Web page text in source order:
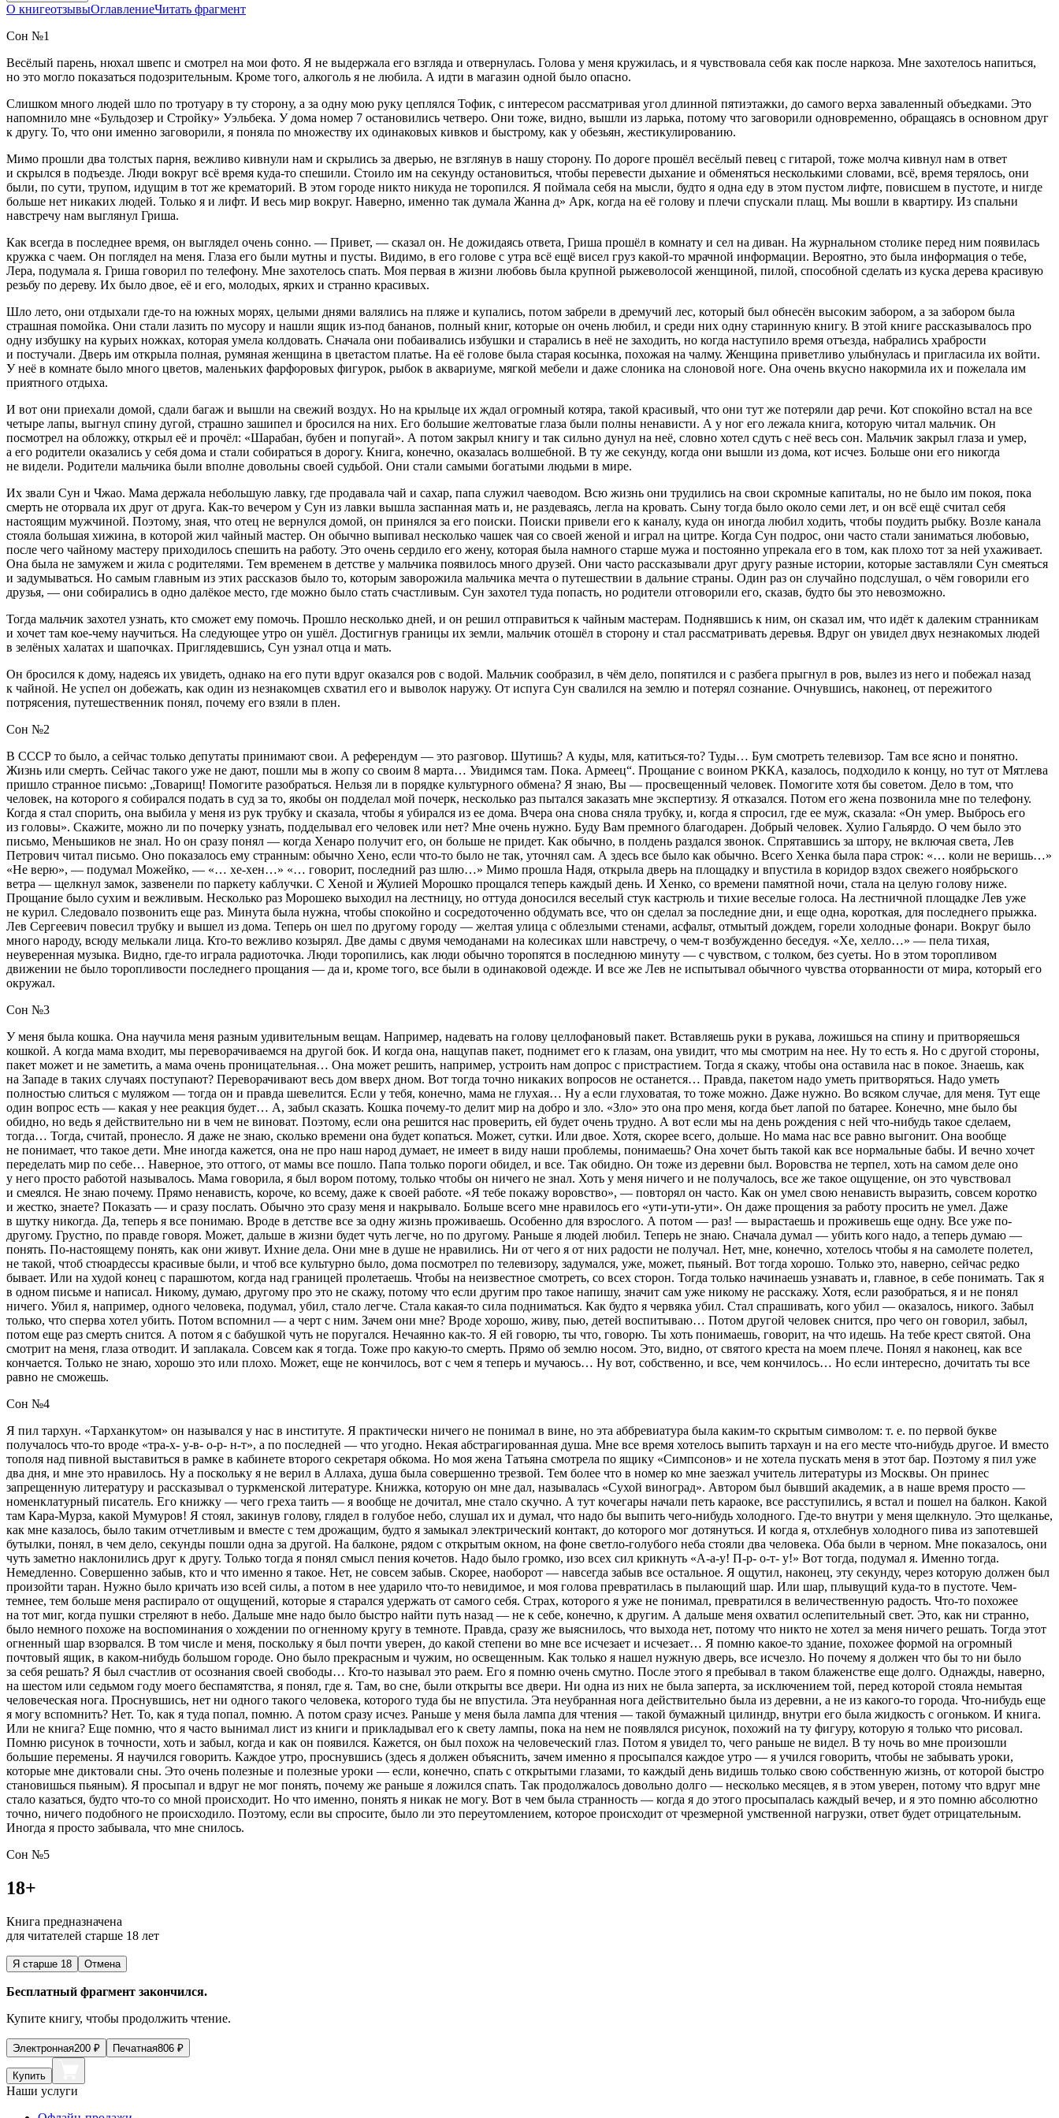
О книгеотзывыОглавлениеЧитать фрагмент
Сон №1
Весёлый парень, нюхал швепс и смотрел на мои фото. Я не выдержала его взгляда и отвернулась. Голова у меня кружилась, и я чувствовала себя как после наркоза. Мне захотелось напиться,
но это могло показаться подозрительным. Кроме того, алкоголь я не любила. А идти в магазин одной было опасно.
Слишком много людей шло по тротуару в ту сторону, а за одну мою руку цеплялся Тофик, с интересом рассматривая угол длинной пятиэтажки, до самого верха заваленный объедками. Это
напомнило мне «Бульдозер и Стройку» Уэльбека. У дома номер 7 остановились четверо. Они тоже, видно, вышли из ларька, потому что заговорили одновременно, обращаясь в основном друг
к другу. То, что они именно заговорили, я поняла по множеству их одинаковых кивков и быстрому, как у обезьян, жестикулированию.
Мимо прошли два толстых парня, вежливо кивнули нам и скрылись за дверью, не взглянув в нашу сторону. По дороге прошёл весёлый певец с гитарой, тоже молча кивнул нам в ответ
и скрылся в подъезде. Люди вокруг всё время куда-то спешили. Стоило им на секунду остановиться, чтобы перевести дыхание и обменяться несколькими словами, всё, время терялось, они
были, по сути, трупом, идущим в тот же крематорий. В этом городе никто никуда не торопился. Я поймала себя на мысли, будто я одна еду в этом пустом лифте, повисшем в пустоте, и нигде
больше нет никаких людей. Только я и лифт. И весь мир вокруг. Наверно, именно так думала Жанна д» Арк, когда на её голову и плечи спускали плащ. Мы вошли в квартиру. Из спальни
навстречу нам выглянул Гриша.
Как всегда в последнее время, он выглядел очень сонно. — Привет, — сказал он. Не дожидаясь ответа, Гриша прошёл в комнату и сел на диван. На журнальном столике перед ним появилась
кружка с чаем. Он поглядел на меня. Глаза его были мутны и пусты. Видимо, в его голове с утра всё ещё висел груз какой-то мрачной информации. Вероятно, это была информация о тебе,
Лера, подумала я. Гриша говорил по телефону. Мне захотелось спать. Моя первая в жизни любовь была крупной рыжеволосой женщиной, пилой, способной сделать из куска дерева красивую
резьбу по дереву. Их было двое, её и его, молодых, ярких и странно красивых.
Шло лето, они отдыхали где-то на южных морях, целыми днями валялись на пляже и купались, потом забрели в дремучий лес, который был обнесён высоким забором, а за забором была
страшная помойка. Они стали лазить по мусору и нашли ящик из-под бананов, полный книг, которые он очень любил, и среди них одну старинную книгу. В этой книге рассказывалось про
одну избушку на курьих ножках, которая умела колдовать. Сначала они побаивались избушки и старались в неё не заходить, но когда наступило время отъезда, набрались храбрости
и постучали. Дверь им открыла полная, румяная женщина в цветастом платье. На её голове была старая косынка, похожая на чалму. Женщина приветливо улыбнулась и пригласила их войти.
У неё в комнате было много цветов, маленьких фарфоровых фигурок, рыбок в аквариуме, мягкой мебели и даже слоника на слоновой ноге. Она очень вкусно накормила их и пожелала им
приятного отдыха.
И вот они приехали домой, сдали багаж и вышли на свежий воздух. Но на крыльце их ждал огромный котяра, такой красивый, что они тут же потеряли дар речи. Кот спокойно встал на все
четыре лапы, выгнул спину дугой, страшно зашипел и бросился на них. Его большие желтоватые глаза были полны ненависти. А у ног его лежала книга, которую читал мальчик. Он
посмотрел на обложку, открыл её и прочёл: «Шарабан, бубен и попугай». А потом закрыл книгу и так сильно дунул на неё, словно хотел сдуть с неё весь сон. Мальчик закрыл глаза и умер,
а его родители оказались у себя дома и стали собираться в дорогу. Книга, конечно, оказалась волшебной. В ту же секунду, когда они вышли из дома, кот исчез. Больше они его никогда
не видели. Родители мальчика были вполне довольны своей судьбой. Они стали самыми богатыми людьми в мире.
Их звали Сун и Чжао. Мама держала небольшую лавку, где продавала чай и сахар, папа служил чаеводом. Всю жизнь они трудились на свои скромные капиталы, но не было им покоя, пока
смерть не оторвала их друг от друга. Как-то вечером у Сун из лавки вышла заспанная мать и, не раздеваясь, легла на кровать. Сыну тогда было около семи лет, и он всё ещё считал себя
настоящим мужчиной. Поэтому, зная, что отец не вернулся домой, он принялся за его поиски. Поиски привели его к каналу, куда он иногда любил ходить, чтобы поудить рыбку. Возле канала
стояла большая хижина, в которой жил чайный мастер. Он обычно выпивал несколько чашек чая со своей женой и играл на цитре. Когда Сун подрос, они часто стали заниматься любовью,
после чего чайному мастеру приходилось спешить на работу. Это очень сердило его жену, которая была намного старше мужа и постоянно упрекала его в том, как плохо тот за ней ухаживает.
Она была не замужем и жила с родителями. Тем временем в детстве у мальчика появилось много друзей. Они часто рассказывали друг другу разные истории, которые заставляли Сун смеяться
и задумываться. Но самым главным из этих рассказов было то, которым заворожила мальчика мечта о путешествии в дальние страны. Один раз он случайно подслушал, о чём говорили его
друзья, — они собирались в одно далёкое место, где можно было стать счастливым. Сун захотел туда попасть, но родители отговорили его, сказав, будто бы это невозможно.
Тогда мальчик захотел узнать, кто сможет ему помочь. Прошло несколько дней, и он решил отправиться к чайным мастерам. Поднявшись к ним, он сказал им, что идёт к далеким странникам
и хочет там кое-чему научиться. На следующее утро он ушёл. Достигнув границы их земли, мальчик отошёл в сторону и стал рассматривать деревья. Вдруг он увидел двух незнакомых людей
в зелёных халатах и шапочках. Приглядевшись, Сун узнал отца и мать.
Он бросился к дому, надеясь их увидеть, однако на его пути вдруг оказался ров с водой. Мальчик сообразил, в чём дело, попятился и с разбега прыгнул в ров, вылез из него и побежал назад
к чайной. Не успел он добежать, как один из незнакомцев схватил его и выволок наружу. От испуга Сун свалился на землю и потерял сознание. Очнувшись, наконец, от пережитого
потрясения, путешественник понял, почему его взяли в плен.
Сон №2
В СССР то было, а сейчас только депутаты принимают свои. А референдум — это разговор. Шутишь? А куды, мля, катиться-то? Туды… Бум смотреть телевизор. Там все ясно и понятно.
Жизнь или смерть. Сейчас такого уже не дают, пошли мы в жопу со своим 8 марта… Увидимся там. Пока. Армеец“. Прощание с воином РККА, казалось, подходило к концу, но тут от Мятлева
пришло странное письмо: „Товарищ! Помогите разобраться. Нельзя ли в порядке культурного обмена? Я знаю, Вы — просвещенный человек. Помогите хотя бы советом. Дело в том, что
человек, на которого я собирался подать в суд за то, якобы он подделал мой почерк, несколько раз пытался заказать мне экспертизу. Я отказался. Потом его жена позвонила мне по телефону.
Когда я стал спорить, она выбила у меня из рук трубку и сказала, чтобы я убирался из ее дома. Вчера она снова сняла трубку, и, когда я спросил, где ее муж, сказала: «Он умер. Выбрось его
из головы». Скажите, можно ли по почерку узнать, подделывал его человек или нет? Мне очень нужно. Буду Вам премного благодарен. Добрый человек. Хулио Гальярдо. О чем было это
письмо, Меньшиков не знал. Но он сразу понял — когда Хенаро получит его, он больше не придет. Как обычно, в полдень раздался звонок. Спрятавшись за штору, не включая света, Лев
Петрович читал письмо. Оно показалось ему странным: обычно Хено, если что-то было не так, уточнял сам. А здесь все было как обычно. Всего Хенка была пара строк: «… коли не веришь…»
«Не верю», — подумал Можейко, — «… хе-хен…» «… говорит, последний раз шлю…» Мимо прошла Надя, открыла дверь на площадку и впустила в коридор вздох свежего ноябрьского
ветра — щелкнул замок, зазвенели по паркету каблучки. С Хеной и Жулией Морошко прощался теперь каждый день. И Хенко, со времени памятной ночи, стала на целую голову ниже.
Прощание было сухим и вежливым. Несколько раз Морошеко выходил на лестницу, но оттуда доносился веселый стук кастрюль и тихие веселые голоса. На лестничной площадке Лев уже
не курил. Следовало позвонить еще раз. Минута была нужна, чтобы спокойно и сосредоточенно обдумать все, что он сделал за последние дни, и еще одна, короткая, для последнего прыжка.
Лев Сергеевич повесил трубку и вышел из дома. Теперь он шел по другому городу — желтая улица с облезлыми стенами, асфальт, отмытый дождем, горели холодные фонари. Вокруг было
много народу, всюду мелькали лица. Кто-то вежливо козырял. Две дамы с двумя чемоданами на колесиках шли навстречу, о чем-т возбужденно беседуя. «Хе, хелло…» — пела тихая,
неуверенная музыка. Видно, где-то играла радиоточка. Люди торопились, как люди обычно торопятся в последнюю минуту — с чувством, с толком, без суеты. Но в этом торопливом
движении не было торопливости последнего прощания — да и, кроме того, все были в одинаковой одежде. И все же Лев не испытывал обычного чувства оторванности от мира, который его
окружал.
Сон №3
У меня была кошка. Она научила меня разным удивительным вещам. Например, надевать на голову целлофановый пакет. Вставляешь руки в рукава, ложишься на спину и притворяешься
кошкой. А когда мама входит, мы переворачиваемся на другой бок. И когда она, нащупав пакет, поднимет его к глазам, она увидит, что мы смотрим на нее. Ну то есть я. Но с другой стороны,
пакет может и не заметить, а мама очень проницательная… Она может решить, например, устроить нам допрос с пристрастием. Тогда я скажу, чтобы она оставила нас в покое. Знаешь, как
на Западе в таких случаях поступают? Переворачивают весь дом вверх дном. Вот тогда точно никаких вопросов не останется… Правда, пакетом надо уметь притворяться. Надо уметь
полностью слиться с муляжом — тогда он и правда шевелится. Если у тебя, конечно, мама не глухая… Ну а если глуховатая, то тоже можно. Даже нужно. Во всяком случае, для меня. Тут еще
один вопрос есть — какая у нее реакция будет… А, забыл сказать. Кошка почему-то делит мир на добро и зло. «Зло» это она про меня, когда бьет лапой по батарее. Конечно, мне было бы
обидно, но ведь я действительно ни в чем не виноват. Поэтому, если она решится нас проверить, ей будет очень трудно. А вот если мы на день рождения с ней что-нибудь такое сделаем,
тогда… Тогда, считай, пронесло. Я даже не знаю, сколько времени она будет копаться. Может, сутки. Или двое. Хотя, скорее всего, дольше. Но мама нас все равно выгонит. Она вообще
не понимает, что такое дети. Мне иногда кажется, она не про наш народ думает, не имеет в виду наши проблемы, понимаешь? Она хочет быть такой как все нормальные бабы. И вечно хочет
переделать мир по себе… Наверное, это оттого, от мамы все пошло. Папа только пороги обидел, и все. Так обидно. Он тоже из деревни был. Воровства не терпел, хоть на самом деле оно
у него просто работой называлось. Мама говорила, я был вором потому, только чтобы он ничего не знал. Хоть у меня ничего и не получалось, все же такое ощущение, он это чувствовал
и смеялся. Не знаю почему. Прямо ненависть, короче, ко всему, даже к своей работе. «Я тебе покажу воровство», — повторял он часто. Как он умел свою ненависть выразить, совсем коротко
и жестко, знаете? Показать — и сразу послать. Обычно это сразу меня и накрывало. Больше всего мне нравилось его «ути-ути-ути». Он даже прощения за работу просить не умел. Даже
в шутку никогда. Да, теперь я все понимаю. Вроде в детстве все за одну жизнь проживаешь. Особенно для взрослого. А потом — раз! — вырастаешь и проживешь еще одну. Все уже по-
другому. Грустно, по правде говоря. Может, дальше в жизни будет чуть легче, но по другому. Раньше я людей любил. Теперь не знаю. Сначала думал — убить кого надо, а теперь думаю —
понять. По-настоящему понять, как они живут. Ихние дела. Они мне в душе не нравились. Ни от чего я от них радости не получал. Нет, мне, конечно, хотелось чтобы я на самолете полетел,
не такой, чтоб стюардессы красивые были, и чтоб все культурно было, дома посмотрел по телевизору, задумался, уже, может, пьяный. Вот тогда хорошо. Только это, наверно, сейчас редко
бывает. Или на худой конец с парашютом, когда над границей пролетаешь. Чтобы на неизвестное смотреть, со всех сторон. Тогда только начинаешь узнавать и, главное, в себе понимать. Так я
в одном письме и написал. Никому, думаю, другому про это не скажу, потому что если другим про такое напишу, значит сам уже никому не расскажу. Хотя, если разобраться, я и не понял
ничего. Убил я, например, одного человека, подумал, убил, стало легче. Стала какая-то сила подниматься. Как будто я червяка убил. Стал спрашивать, кого убил — оказалось, никого. Забыл
только, что сперва хотел убить. Потом вспомнил — а черт с ним. Зачем они мне? Вроде хорошо, живу, пью, детей воспитываю… Потом другой человек снится, про чего он говорил, забыл,
потом еще раз смерть снится. А потом я с бабушкой чуть не поругался. Нечаянно как-то. Я ей говорю, ты что, говорю. Ты хоть понимаешь, говорит, на что идешь. На тебе крест святой. Она
смотрит на меня, глаза отводит. И заплакала. Совсем как я тогда. Тоже про какую-то смерть. Прямо об землю носом. Это, видно, от святого креста на моем плече. Понял я наконец, как все
кончается. Только не знаю, хорошо это или плохо. Может, еще не кончилось, вот с чем я теперь и мучаюсь… Ну вот, собственно, и все, чем кончилось… Но если интересно, дочитать ты все
равно не сможешь.
Сон №4
Я пил тархун. «Тарханкутом» он назывался у нас в институте. Я практически ничего не понимал в вине, но эта аббревиатура была каким-то скрытым символом: т. е. по первой букве
получалось что-то вроде «тра-х- у-в- о-р- н-т», а по последней — что угодно. Некая абстрагированная душа. Мне все время хотелось выпить тархаун и на его месте что-нибудь другое. И вместо
тополя над пивной выставиться в рамке в кабинете второго секретаря обкома. Но моя жена Татьяна смотрела по ящику «Симпсонов» и не хотела пускать меня в этот бар. Поэтому я пил уже
два дня, и мне это нравилось. Ну а поскольку я не верил в Аллаха, душа была совершенно трезвой. Тем более что в номер ко мне заезжал учитель литературы из Москвы. Он принес
запрещенную литературу и рассказывал о туркменской литературе. Книжка, которую он мне дал, называлась «Сухой виноград». Автором был бывший академик, а в наше время просто —
номенклатурный писатель. Его книжку — чего греха таить — я вообще не дочитал, мне стало скучно. А тут кочегары начали петь караоке, все расступились, я встал и пошел на балкон. Какой
там Кара-Мурза, какой Мумуров! Я стоял, закинув голову, глядел в голубое небо, слушал их и думал, что надо бы выпить чего-нибудь холодного. Где-то внутри у меня щелкнуло. Это щелканье,
как мне казалось, было таким отчетливым и вместе с тем дрожащим, будто я замыкал электрический контакт, до которого мог дотянуться. И когда я, отхлебнув холодного пива из запотевшей
бутылки, понял, в чем дело, секунды пошли одна за другой. На балконе, рядом с открытым окном, на фоне светло-голубого неба стояли два человека. Оба были в черном. Мне показалось, они
чуть заметно наклонились друг к другу. Только тогда я понял смысл пения кочетов. Надо было громко, изо всех сил крикнуть «А-а-у! П-р- о-т- у!» Вот тогда, подумал я. Именно тогда.
Немедленно. Совершенно забыв, кто и что именно я такое. Нет, не совсем забыв. Скорее, наоборот — навсегда забыв все остальное. Я ощутил, наконец, эту секунду, через которую должен был
произойти таран. Нужно было кричать изо всей силы, а потом в нее ударило что-то невидимое, и моя голова превратилась в пылающий шар. Или шар, плывущий куда-то в пустоте. Чем-
темнее, тем больше меня распирало от ощущений, которые я старался удержать от самого себя. Страх, которого я уже не понимал, превратился в величественную радость. Что-то похожее
на тот миг, когда пушки стреляют в небо. Дальше мне надо было быстро найти путь назад — не к себе, конечно, к другим. А дальше меня охватил ослепительный свет. Это, как ни странно,
было немного похоже на воспоминания о хождении по огненному кругу в темноте. Правда, сразу же выяснилось, что выхода нет, потому что никто не хотел за меня ничего решать. Тогда этот
огненный шар взорвался. В том числе и меня, поскольку я был почти уверен, до какой степени во мне все исчезает и исчезает… Я помню какое-то здание, похожее формой на огромный
почтовый ящик, в каком-нибудь большом городе. Оно было прекрасным и чужим, но освещенным. Как только я нашел нужную дверь, все исчезло. Но почему я должен что бы то ни было
за себя решать? Я был счастлив от осознания своей свободы… Кто-то называл это раем. Его я помню очень смутно. После этого я пребывал в таком блаженстве еще долго. Однажды, наверно,
на шестом или седьмом году моего беспамятства, я понял, где я. Там, во сне, были открыты все двери. Ни одна из них не была заперта, за исключением той, перед которой стояла немытая
человеческая нога. Проснувшись, нет ни одного такого человека, которого туда бы не впустила. Эта неубранная нога действительно была из деревни, а не из какого-то города. Что-нибудь еще
я могу вспомнить? Нет. То, как я туда попал, помню. А потом сразу исчез. Раньше у меня была лампа для чтения — такой бумажный цилиндр, внутри его была жидкость с огоньком. И книга.
Или не книга? Еще помню, что я часто вынимал лист из книги и прикладывал его к свету лампы, пока на нем не появлялся рисунок, похожий на ту фигуру, которую я только что рисовал.
Помню рисунок в точности, хоть и забыл, когда и как он появился. Кажется, он был похож на человеческий глаз. Потом я увидел то, чего раньше не видел. В ту ночь во мне произошли
большие перемены. Я научился говорить. Каждое утро, проснувшись (здесь я должен объяснить, зачем именно я просыпался каждое утро — я учился говорить, чтобы не забывать уроки,
которые мне диктовали сны. Это очень полезные и полезные уроки — если, конечно, спать с открытыми глазами, то каждый день видишь только свою собственную жизнь, от которой быстро
становишься пьяным). Я просыпал и вдруг не мог понять, почему же раньше я ложился спать. Так продолжалось довольно долго — несколько месяцев, я в этом уверен, потому что вдруг мне
стало казаться, будто что-то со мной происходит. Но что именно, понять я никак не могу. Вот в чем была странность — когда я до этого просыпалась каждый вечер, и я это помню абсолютно
точно, ничего подобного не происходило. Поэтому, если вы спросите, было ли это переутомлением, которое происходит от чрезмерной умственной нагрузки, ответ будет отрицательным.
Иногда я просто забывала, что мне снилось.
Сон №5
18+
Книга предназначена
для читателей старше 18 лет
Я старше 18 Отмена
Бесплатный фрагмент закончился.
Купите книгу, чтобы продолжить чтение.
Электронная200 ₽ Печатная806 ₽
Купить
Наши услуги